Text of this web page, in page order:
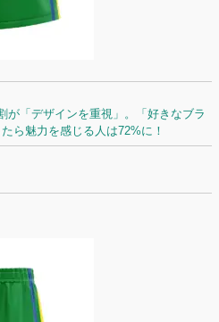
が「デザインを重視」。「好きなブラ
ら魅力を感じる人は72%に！
信が「プラスになった」と感じた保
が納得して購入した」と価値を実感